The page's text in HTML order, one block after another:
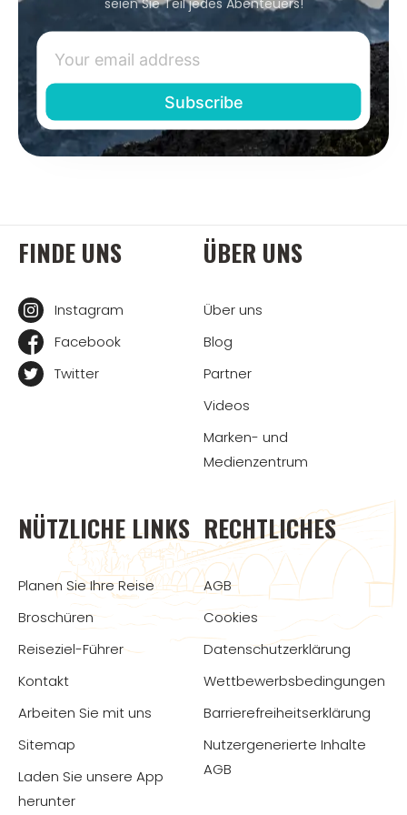
FINDE UNS
Instagram
Facebook
Twitter
ÜBER UNS
Über uns
Blog
Partner
Videos
Marken- und
Medienzentrum
NÜTZLICHE LINKS
Planen Sie Ihre Reise
Broschüren
Reiseziel-Führer
Kontakt
Arbeiten Sie mit uns
Sitemap
Laden Sie unsere App
herunter
RECHTLICHES
AGB
Cookies
Datenschutzerklärung
Wettbewerbsbedingungen
Barrierefreiheitserklärung
Nutzergenerierte Inhalte
AGB